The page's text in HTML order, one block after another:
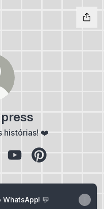
histórias! ❤️
WhatsApp! 💬